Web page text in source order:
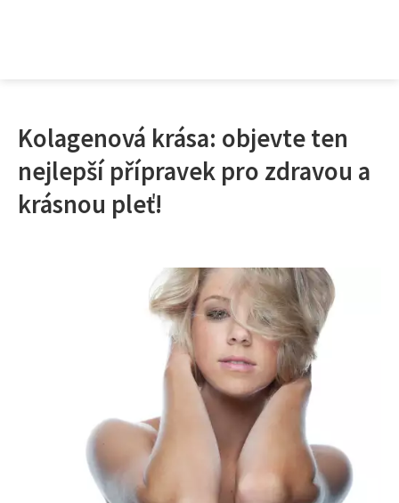
Kolagenová krása: objevte ten
nejlepší přípravek pro zdravou a
krásnou pleť!